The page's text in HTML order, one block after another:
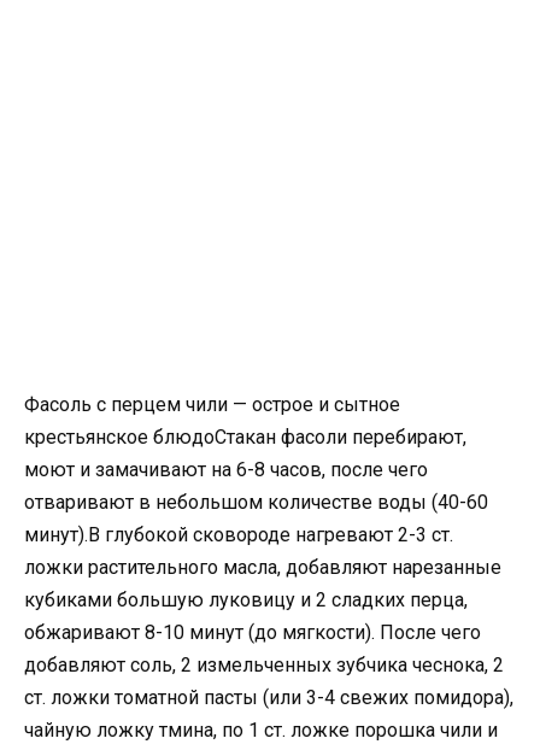
Фасоль с перцем чили — острое и сытное
крестьянское блюдоСтакан фасоли перебирают,
моют и замачивают на 6-8 часов, после чего
отваривают в небольшом количестве воды (40-60
минут).В глубокой сковороде нагревают 2-3 ст.
ложки растительного масла, добавляют нарезанные
кубиками большую луковицу и 2 сладких перца,
обжаривают 8-10 минут (до мягкости). После чего
добавляют соль, 2 измельченных зубчика чеснока, 2
ст. ложки томатной пасты (или 3-4 свежих помидора),
чайную ложку тмина, по 1 ст. ложке порошка чили и